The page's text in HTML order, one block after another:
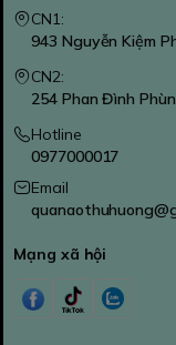
CN1:
943 Nguyễn Kiệm
CN2:
254 Phan Đình
Hotline
0977000017
Email
Mạng xã hội